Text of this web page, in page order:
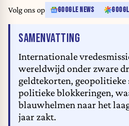
Volg ons op GOOGLE NEWS
SAMENVATTING
Internationale
wereldwijd onder zware
geldtekorten, geopolitieke
politieke blokkeringen,
blauwhelmen naar het
jaar zakt.